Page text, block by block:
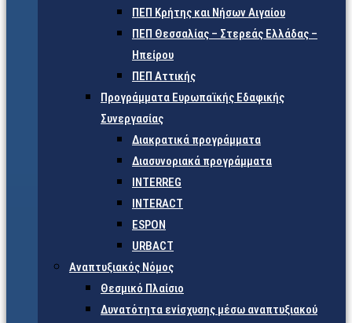
ΠΕΠ Κρήτης και Νήσων Αιγαίου
ΠΕΠ Θεσσαλίας – Στερεάς Ελλάδας –
Ηπείρου
ΠΕΠ Αττικής
Προγράμματα Ευρωπαϊκής Εδαφικής
Συνεργασίας
Διακρατικά προγράμματα
Διασυνοριακά προγράμματα
INTERREG
INTERACT
ESPON
URBACT
Αναπτυξιακός Νόμος
Θεσμικό Πλαίσιο
Δυνατότητα ενίσχυσης μέσω αναπτυξιακού